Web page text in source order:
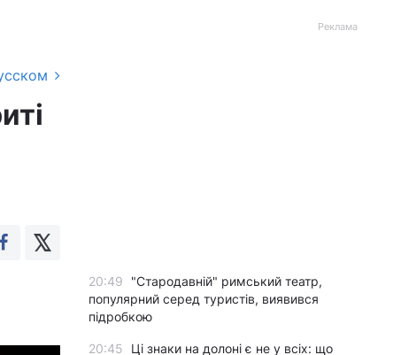
Реклама
20:49
"Стародавній" римський театр,
популярний серед туристів, виявився
підробкою
20:45
Ці знаки на долоні є не у всіх: що